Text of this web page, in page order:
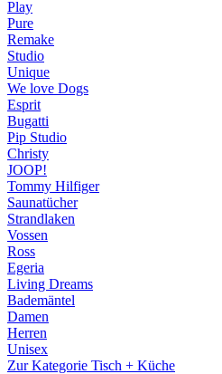
Play
Pure
Remake
Studio
Unique
We love Dogs
Esprit
Bugatti
Pip Studio
Christy
JOOP!
Tommy Hilfiger
Saunatücher
Strandlaken
Vossen
Ross
Egeria
Living Dreams
Bademäntel
Damen
Herren
Unisex
Zur Kategorie Tisch + Küche